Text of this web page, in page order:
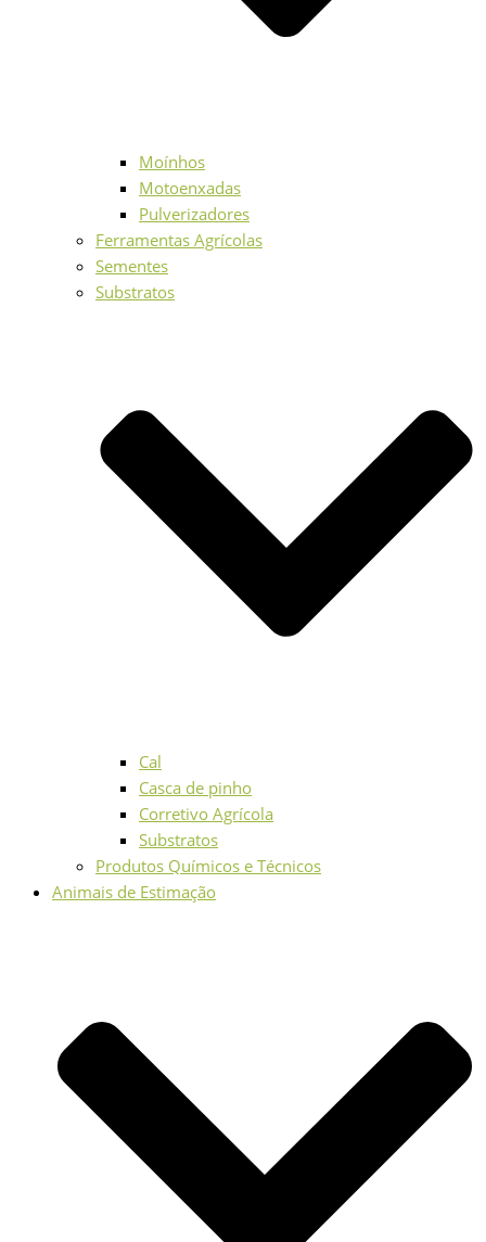
Moínhos
Motoenxadas
Pulverizadores
Ferramentas Agrícolas
Sementes
Substratos
Cal
Casca de pinho
Corretivo Agrícola
Substratos
Produtos Químicos e Técnicos
Animais de Estimação